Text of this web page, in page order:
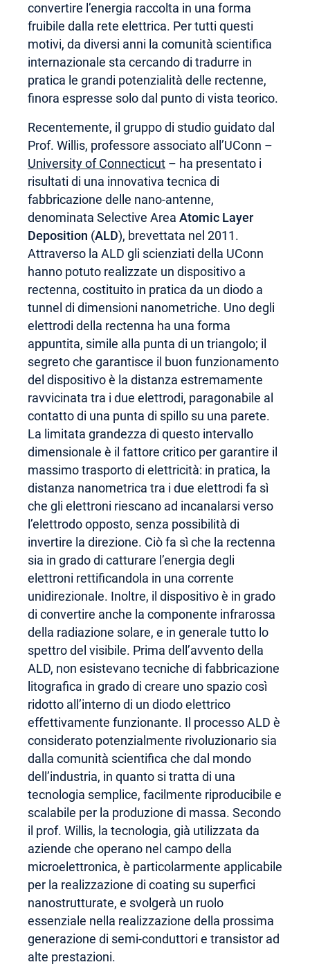
convertire l’energia raccolta in una forma
fruibile dalla rete elettrica. Per tutti questi
motivi, da diversi anni la comunità scientifica
internazionale sta cercando di tradurre in
pratica le grandi potenzialità delle rectenne,
finora espresse solo dal punto di vista teorico.
Recentemente, il gruppo di studio guidato dal
Prof. Willis, professore associato all’UConn –
University of Connecticut – ha presentato i
risultati di una innovativa tecnica di
fabbricazione delle nano-antenne,
denominata Selective Area Atomic Layer
Deposition (ALD), brevettata nel 2011.
Attraverso la ALD gli scienziati della UConn
hanno potuto realizzate un dispositivo a
rectenna, costituito in pratica da un diodo a
tunnel di dimensioni nanometriche. Uno degli
elettrodi della rectenna ha una forma
appuntita, simile alla punta di un triangolo; il
segreto che garantisce il buon funzionamento
del dispositivo è la distanza estremamente
ravvicinata tra i due elettrodi, paragonabile al
contatto di una punta di spillo su una parete.
La limitata grandezza di questo intervallo
dimensionale è il fattore critico per garantire il
massimo trasporto di elettricità: in pratica, la
distanza nanometrica tra i due elettrodi fa sì
che gli elettroni riescano ad incanalarsi verso
l’elettrodo opposto, senza possibilità di
invertire la direzione. Ciò fa sì che la rectenna
sia in grado di catturare l’energia degli
elettroni rettificandola in una corrente
unidirezionale. Inoltre, il dispositivo è in grado
di convertire anche la componente infrarossa
della radiazione solare, e in generale tutto lo
spettro del visibile. Prima dell’avvento della
ALD, non esistevano tecniche di fabbricazione
litografica in grado di creare uno spazio così
ridotto all’interno di un diodo elettrico
effettivamente funzionante. Il processo ALD è
considerato potenzialmente rivoluzionario sia
dalla comunità scientifica che dal mondo
dell’industria, in quanto si tratta di una
tecnologia semplice, facilmente riproducibile e
scalabile per la produzione di massa. Secondo
il prof. Willis, la tecnologia, già utilizzata da
aziende che operano nel campo della
microelettronica, è particolarmente applicabile
per la realizzazione di coating su superfici
nanostrutturate, e svolgerà un ruolo
essenziale nella realizzazione della prossima
generazione di semi-conduttori e transistor ad
alte prestazioni.